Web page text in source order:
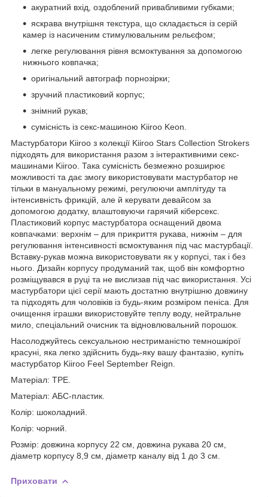
акуратний вхід, оздоблений привабливими губками;
яскрава внутрішня текстура, що складається із серій
камер із насиченим стимулювальним рельєфом;
легке регулювання рівня всмоктування за допомогою
нижнього ковпачка;
оригінальний автограф порнозірки;
зручний пластиковий корпус;
знімний рукав;
сумісність із секс-машиною Kiiroo Keon.
Мастурбатори Kiiroo з колекції Kiiroo Stars Collection Strokers
підходять для використання разом з інтерактивними секс-
машинами Kiiroo. Така сумісність безмежно розширює
можливості та дає змогу використовувати мастурбатор не
тільки в мануальному режимі, регулюючи амплітуду та
інтенсивність фрикцій, але й керувати девайсом за
допомогою додатку, влаштовуючи гарячий кіберсекс.
Пластиковий корпус мастурбатора оснащений двома
ковпачками: верхнім – для прикриття рукава, нижнім – для
регулювання інтенсивності всмоктування під час мастурбації.
Вставку-рукав можна використовувати як у корпусі, так і без
нього. Дизайн корпусу продуманий так, щоб він комфортно
розміщувався в руці та не вислизав під час використання. Усі
мастурбатори цієї серії мають достатню внутрішню довжину
та підходять для чоловіків із будь-яким розміром пеніса. Для
очищення іграшки використовуйте теплу воду, нейтральне
мило, спеціальний очисник та відновлювальний порошок.
Насолоджуйтесь сексуальною нестриманістю темношкірої
красуні, яка легко здійснить будь-яку вашу фантазію, купіть
мастурбатор Kiiroo Feel September Reign.
Матеріал: ТРЕ.
Матеріал: АБС-пластик.
Колір: шоколадний.
Колір: чорний.
Розмір: довжина корпусу 22 см, довжина рукава 20 см,
діаметр корпусу 8,9 см, діаметр каналу від 1 до 3 см.
Приховати